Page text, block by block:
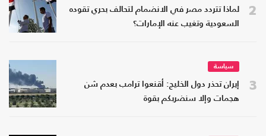
2
لماذا تتردد مصر في الانضمام لتحالف بحري تقوده
السعودية وتغيب عنه الإمارات؟
3
سياسة
إيران تحذر دول الخليج: أقنعوا ترامب بعدم شن
هجمات وإلا سنضربكم بقوة